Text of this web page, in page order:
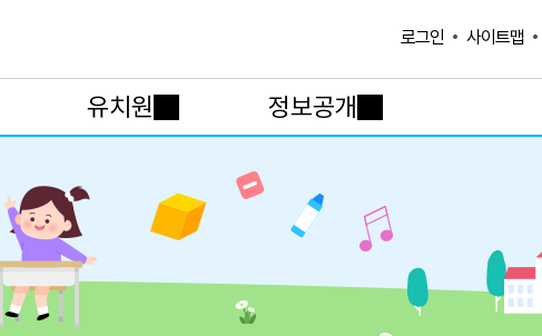
로그인
사이트맵
유치원 정보공개